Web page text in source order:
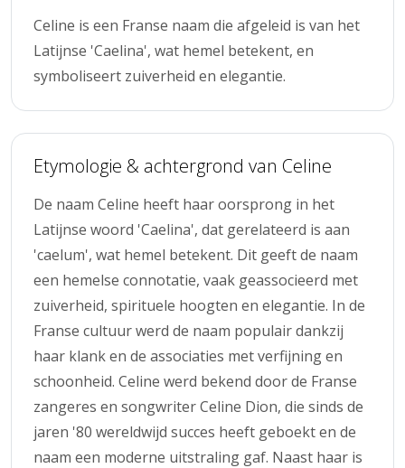
Celine is een Franse naam die afgeleid is van het
Latijnse 'Caelina', wat hemel betekent, en
symboliseert zuiverheid en elegantie.
Etymologie & achtergrond van Celine
De naam Celine heeft haar oorsprong in het
Latijnse woord 'Caelina', dat gerelateerd is aan
'caelum', wat hemel betekent. Dit geeft de naam
een hemelse connotatie, vaak geassocieerd met
zuiverheid, spirituele hoogten en elegantie. In de
Franse cultuur werd de naam populair dankzij
haar klank en de associaties met verfijning en
schoonheid. Celine werd bekend door de Franse
zangeres en songwriter Celine Dion, die sinds de
jaren '80 wereldwijd succes heeft geboekt en de
naam een moderne uitstraling gaf. Naast haar is